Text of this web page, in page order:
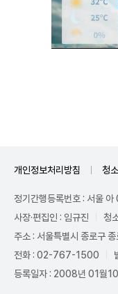
개인정보처리방침 청
정기간행등록번호 : 서울
사장·편집인 : 임규진
청
주소 : 서울특별시 종로구
전화 : 02-767-1500
등록일자 : 2008년 01월